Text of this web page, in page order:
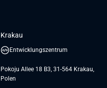
GTC for Consultancy services of
Andersen Germany GmbH
Krakau
Entwicklungszentrum
Pokoju Allee 18 B3, 31-564 Krakau,
Polen